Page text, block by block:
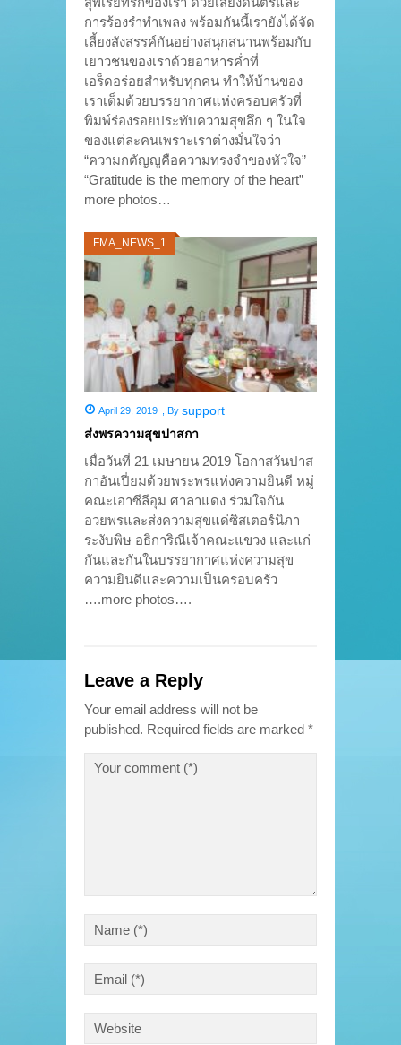
การร้องรำทำเพลง พร้อมกันนี้เรายังได้จัด
เลี้ยงสังสรรค์กันอย่างสนุกสนานพร้อมกับ
เยาวชนของเราด้วยอาหารค่ำที่
เอร็ดอร่อยสำหรับทุกคน ทำให้บ้านของ
เราเต็มด้วยบรรยากาศแห่งครอบครัวที่
พิมพ์ร่องรอยประทับความสุขลึก ๆ ในใจ
ของแต่ละคนเพราะเราต่างมั่นใจว่า
“ความกตัญญูคือความทรงจำของหัวใจ”
“Gratitude is the memory of the heart”
more photos…
FMA_NEWS_1
April 29, 2019 By support
ส่งพรความสุขปาสกา
เมื่อวันที่ 21 เมษายน 2019 โอกาสวันปาส
กาอันเปี่ยมด้วยพระพรแห่งความยินดี หมู่
คณะเอาซีลีอุม ศาลาแดง ร่วมใจกัน
อวยพรและส่งความสุขแด่ซิสเตอร์นิภา
ระงับพิษ อธิการิณีเจ้าคณะแขวง และแก่
กันและกันในบรรยากาศแห่งความสุข
ความยินดีและความเป็นครอบครัว
….more photos….
Leave a Reply
Your email address will not be
published. Required fields are marked *